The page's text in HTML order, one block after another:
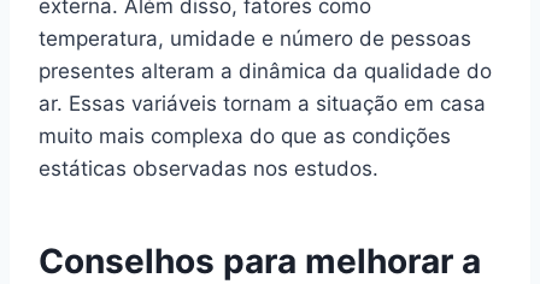
externa. Além disso, fatores como
temperatura, umidade e número de pessoas
presentes alteram a dinâmica da qualidade do
ar. Essas variáveis tornam a situação em casa
muito mais complexa do que as condições
estáticas observadas nos estudos.
Conselhos para melhorar a